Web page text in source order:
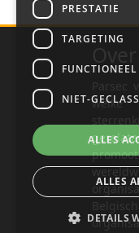
welke
PRESTATIE
TARGETING
FUNCTIONEEL
NIET-
ALLES
ALLES
DETAILS